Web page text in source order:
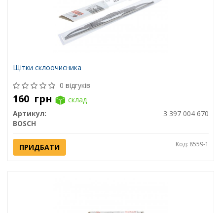
Щітки склоочисника
0 відгуків
160 грн
склад
Артикул:
3 397 004 670
BOSCH
ПРИДБАТИ Код: 8559-1